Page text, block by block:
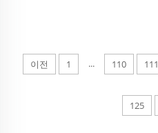
이전 1 ... 110 111
125